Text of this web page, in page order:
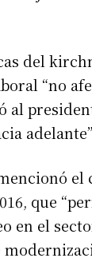
del
“no
al
el
que
en el